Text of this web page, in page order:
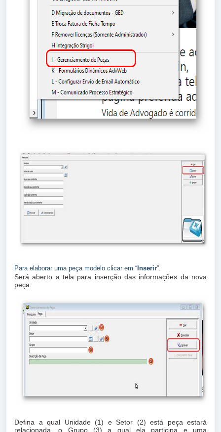
Para elaborar uma peça modelo clicar em “ Inserir”.
Será aberto a tela para inserção das informações da nova
peça:
Defina a qual Unidade (1) e Setor (2) está peça estará
relacionada, o Grupo (3) a qual ela participa e uma